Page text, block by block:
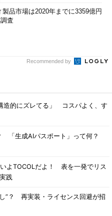
製品市場は2020年までに3359億円
査
Recommended by
造的にズレてる」 コスパよく、す
「生成AIパスポート」って何？
いよTOCOLだよ！ 表を一発でリス
践
”？ 再実装・ライセンス回避が招